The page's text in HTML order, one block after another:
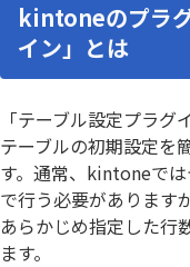
kintoneのプラ
イン」とは
「テーブル設定プラ
テーブルの初期設定を
す。通常、kintoneで
で行う必要があります
あらかじめ指定した行
ます。